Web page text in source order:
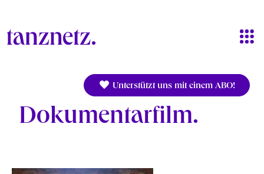
Unterstützt uns mit einem ABO!
Dokumentarfilm